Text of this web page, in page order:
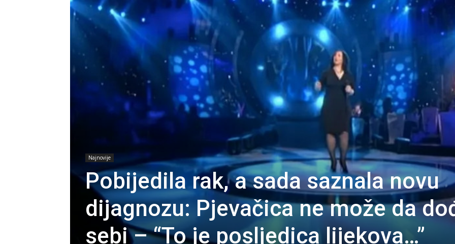
Najnovije
Pobijedila rak, a sada saznala novu
dijagnozu: Pjevačica ne može da
sebi – “To je posljedica lijekova…”